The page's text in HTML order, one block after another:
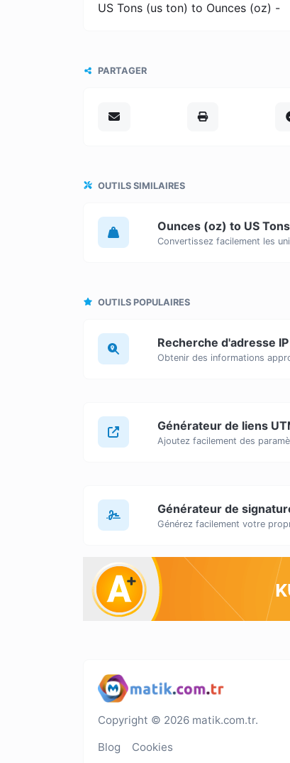
US Tons (us ton) to Ounces (oz) -
PARTAGER
OUTILS SIMILAIRES
Ounces (oz) to US
OUTILS POPULAIRES
Recherche d'adresse IP
Générateur de liens
Générateur de
Copyright © 2026 matik.com.tr.
Blog Cookies